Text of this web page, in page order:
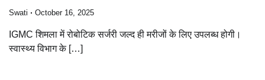
Swati October 16, 2025
IGMC शिमला में रोबोटिक सर्जरी जल्द ही मरीजों के लिए उपलब्ध होगी।
स्वास्थ्य विभाग के […]